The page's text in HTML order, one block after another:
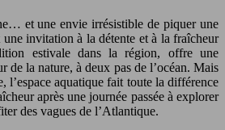
et une envie irrésistible de piquer une
une invitation à la détente et à la fraîcheur
estivale dans la région, offre une
de la nature, à deux pas de l’océan. Mais
l’espace aquatique fait toute la différence
après une journée passée à explorer
des vagues de l’Atlantique.